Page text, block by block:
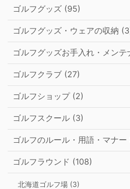
ゴルフグッズ (95)
ゴルフグッズ・ウェアの収納
ゴルフグッズお手入れ・メン
ゴルフクラブ (27)
ゴルフショップ (2)
ゴルフスクール (3)
ゴルフのルール・用語・マナー
ゴルフラウンド (108)
北海道ゴルフ場 (3)